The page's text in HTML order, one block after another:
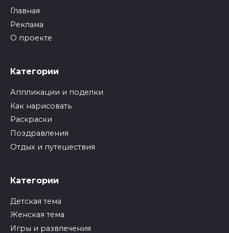
Главная
Реклама
О проекте
Категории
Аппликации и поделки
Как нарисовать
Раскраски
Поздравления
Отдых и путешествия
Категории
Детская тема
Женская тема
Игры и развлечения